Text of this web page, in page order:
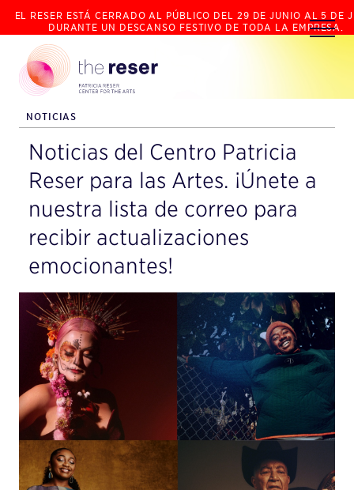
EL RESER ESTÁ CERRADO AL PÚBLICO DEL 29 DE JUNIO AL 5 DE
DURANTE UN DESCANSO FESTIVO DE TODA LA EMPRESA.
NOTICIAS
Noticias del Centro Patricia
Reser para las Artes. ¡Únete a
nuestra lista de correo para
recibir actualizaciones
emocionantes!